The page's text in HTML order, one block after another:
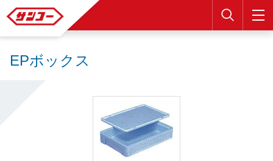
検索
EPボックス